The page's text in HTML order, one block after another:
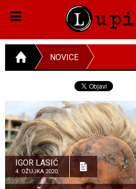
NOVICE
IGOR LASIĆ
4. OŽUJKA 2020.